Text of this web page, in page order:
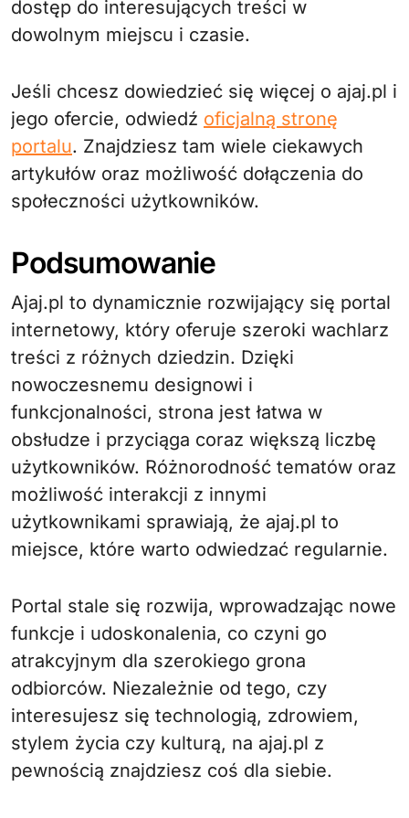
dostęp do interesujących treści w
dowolnym miejscu i czasie.
Jeśli chcesz dowiedzieć się więcej o ajaj.pl i
jego ofercie, odwiedź oficjalną stronę
portalu. Znajdziesz tam wiele ciekawych
artykułów oraz możliwość dołączenia do
społeczności użytkowników.
Podsumowanie
Ajaj.pl to dynamicznie rozwijający się portal
internetowy, który oferuje szeroki wachlarz
treści z różnych dziedzin. Dzięki
nowoczesnemu designowi i
funkcjonalności, strona jest łatwa w
obsłudze i przyciąga coraz większą liczbę
użytkowników. Różnorodność tematów oraz
możliwość interakcji z innymi
użytkownikami sprawiają, że ajaj.pl to
miejsce, które warto odwiedzać regularnie.
Portal stale się rozwija, wprowadzając nowe
funkcje i udoskonalenia, co czyni go
atrakcyjnym dla szerokiego grona
odbiorców. Niezależnie od tego, czy
interesujesz się technologią, zdrowiem,
stylem życia czy kulturą, na ajaj.pl z
pewnością znajdziesz coś dla siebie.